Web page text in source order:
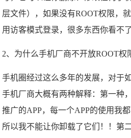
层文件），如果没有ROOT权限，
用访客模式登录，很多东西你看不
2、为什么手机厂商不开放ROOT权
手机圈经过这么多年的发展，对于
手机厂商大概有两种解释：第一种
推广的APP，每一个APP的使用我
所以我不能让你卸载了它们！！第